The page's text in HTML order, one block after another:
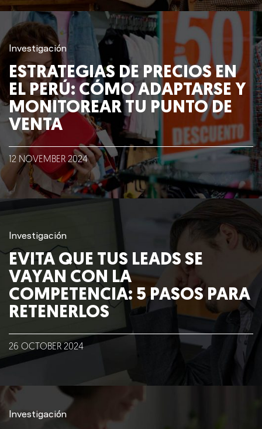
Investigación
ESTRATEGIAS DE PRECIOS EN
EL PERÚ: CÓMO ADAPTARSE Y
MONITOREAR TU PUNTO DE
VENTA
12 NOVEMBER 2024
Investigación
EVITA QUE TUS LEADS SE
VAYAN CON LA
COMPETENCIA: 5 PASOS PARA
RETENERLOS
26 OCTOBER 2024
Investigación